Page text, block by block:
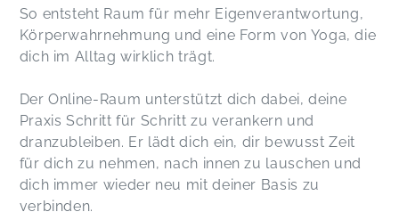
So entsteht Raum für mehr Eigenverantwortung,
Körperwahrnehmung und eine Form von Yoga, die
dich im Alltag wirklich trägt.
Der Online-Raum unterstützt dich dabei, deine
Praxis Schritt für Schritt zu verankern und
dranzubleiben. Er lädt dich ein, dir bewusst Zeit
für dich zu nehmen, nach innen zu lauschen und
dich immer wieder neu mit deiner Basis zu
verbinden.